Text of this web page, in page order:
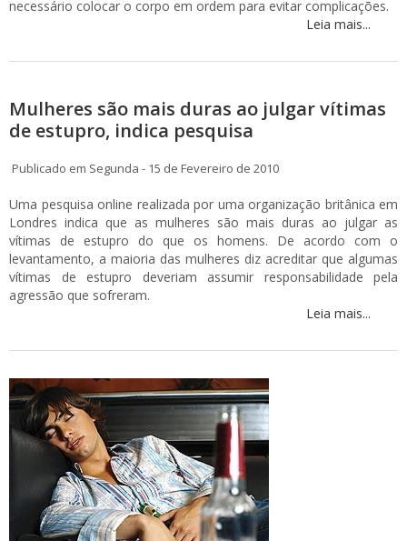
necessário colocar o corpo em ordem para evitar complicações.
Leia mais...
Mulheres são mais duras ao julgar vítimas
de estupro, indica pesquisa
Publicado em Segunda - 15 de Fevereiro de 2010
Uma pesquisa online realizada por uma organização britânica em
Londres indica que as mulheres são mais duras ao julgar as
vítimas de estupro do que os homens. De acordo com o
levantamento, a maioria das mulheres diz acreditar que algumas
vítimas de estupro deveriam assumir responsabilidade pela
agressão que sofreram.
Leia mais...